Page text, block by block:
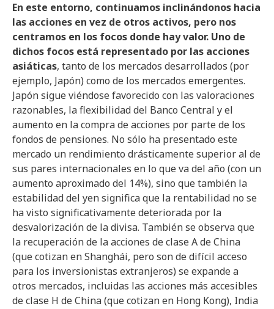
En este entorno, continuamos inclinándonos hacia
las acciones en vez de otros activos, pero nos
centramos en los focos donde hay valor. Uno de
dichos focos está representado por las acciones
asiáticas, tanto de los mercados desarrollados (por
ejemplo, Japón) como de los mercados emergentes.
Japón sigue viéndose favorecido con las valoraciones
razonables, la flexibilidad del Banco Central y el
aumento en la compra de acciones por parte de los
fondos de pensiones. No sólo ha presentado este
mercado un rendimiento drásticamente superior al de
sus pares internacionales en lo que va del año (con un
aumento aproximado del 14%), sino que también la
estabilidad del yen significa que la rentabilidad no se
ha visto significativamente deteriorada por la
desvalorización de la divisa. También se observa que
la recuperación de la acciones de clase A de China
(que cotizan en Shanghái, pero son de difícil acceso
para los inversionistas extranjeros) se expande a
otros mercados, incluidas las acciones más accesibles
de clase H de China (que cotizan en Hong Kong), India